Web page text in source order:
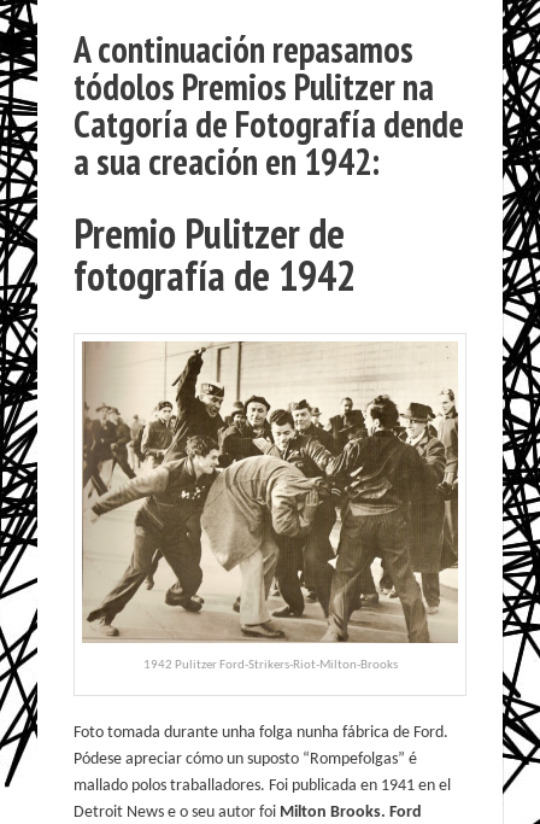
A continuación repasamos
tódolos Premios Pulitzer na
Catgoría de Fotografía dende
a sua creación en 1942:
Premio Pulitzer de
fotografía de 1942
1942 Pulitzer Ford-Strikers-Riot-Milton-Brooks
Foto tomada durante unha folga nunha fábrica de Ford.
Pódese apreciar cómo un suposto “Rompefolgas” é
mallado polos traballadores. Foi publicada en 1941 en el
Detroit News e o seu autor foi Milton Brooks. Ford